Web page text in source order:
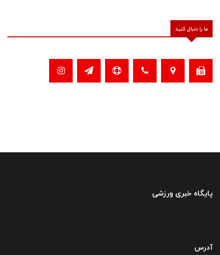
ما را دنبال کنید
پایگاه خبری ورزشی
آدرس